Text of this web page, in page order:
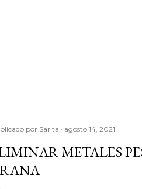
por Sarita agosto 14, 2021
METALES